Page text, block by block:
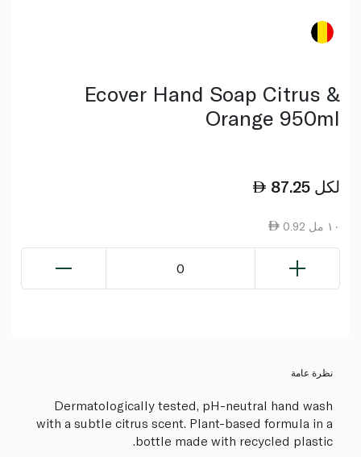
Ecover Hand Soap Citrus &
Orange 950ml
87.25 لكل
0.92 ١٠ مل
0
نظرة عامة
Dermatologically tested, pH-neutral hand wash
with a subtle citrus scent. Plant-based formula in a
bottle made with recycled plastic.